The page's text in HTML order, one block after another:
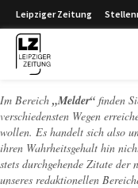
Leipziger Zeitung
Im Bereich „Melder“ finden
verschiedensten Wegen
wollen. Es handelt sich also
ihren Wahrheitsgehalt hin
stets durchgehende Zitate der
unseres redaktionellen